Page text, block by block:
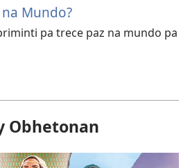
na Mundo?
pa trece paz na mundo pa
Obhetonan